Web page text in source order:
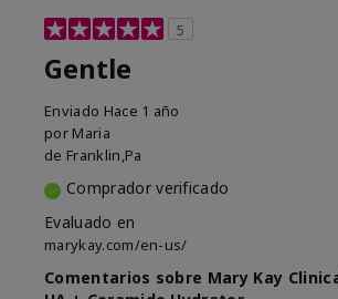
5
Gentle
Enviado Hace 1 año
por Maria
de Franklin,Pa
Comprador verificado
Evaluado en
marykay.com/en-us/
Comentarios sobre Mary Kay